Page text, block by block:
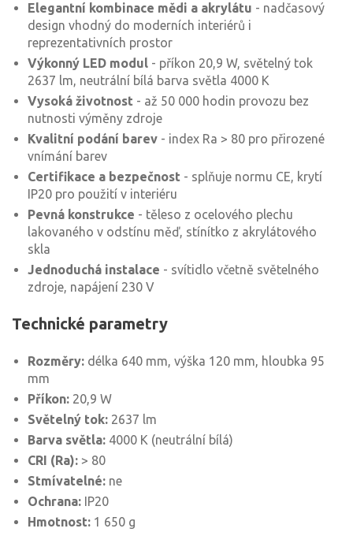
Elegantní kombinace mědi a akrylátu - nadčasový
design vhodný do moderních interiérů i
reprezentativních prostor
Výkonný LED modul - příkon 20,9 W, světelný tok
2637 lm, neutrální bílá barva světla 4000 K
Vysoká životnost - až 50 000 hodin provozu bez
nutnosti výměny zdroje
Kvalitní podání barev - index Ra > 80 pro přirozené
vnímání barev
Certifikace a bezpečnost - splňuje normu CE, krytí
IP20 pro použití v interiéru
Pevná konstrukce - těleso z ocelového plechu
lakovaného v odstínu měď, stínítko z akrylátového
skla
Jednoduchá instalace - svítidlo včetně světelného
zdroje, napájení 230 V
Technické parametry
Rozměry: délka 640 mm, výška 120 mm, hloubka 95
mm
Příkon: 20,9 W
Světelný tok: 2637 lm
Barva světla: 4000 K (neutrální bílá)
CRI (Ra): > 80
Stmívatelné: ne
Ochrana: IP20
Hmotnost: 1 650 g